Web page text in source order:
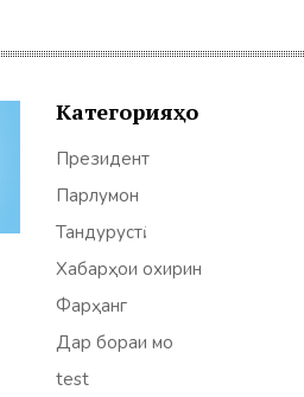
Категорияҳо
Президент
Парлумон
Тандурустӣ
Хабарҳои охирин
Фарҳанг
Дар бораи мо
test